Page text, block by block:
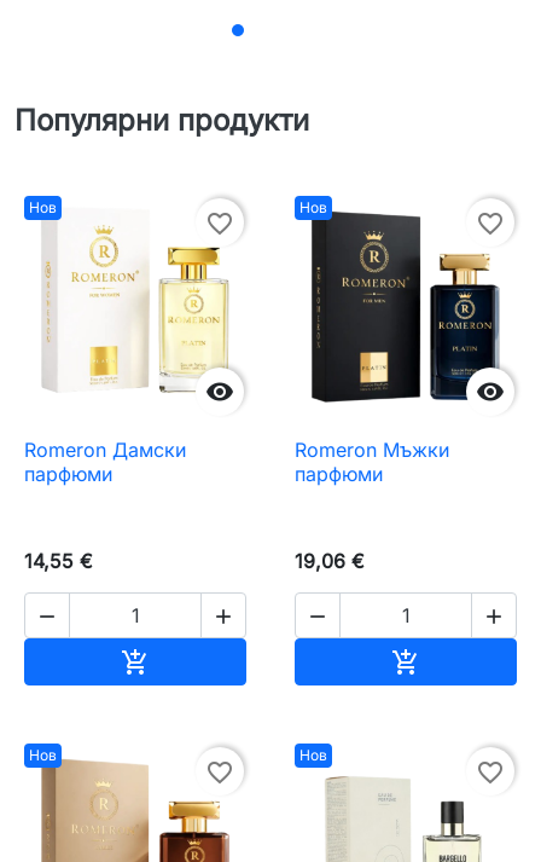
Популярни продукти
Нов

favorite_border
Romeron Дамски
парфюми
14,55 €
 

Нов

favorite_border
Romeron Мъжки
парфюми
19,06 €
 

Нов
favorite_border
Нов
favorite_border